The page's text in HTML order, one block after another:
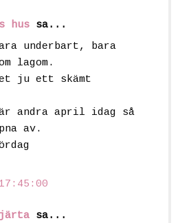
hus sa...
underbart, bara
lagom.
ju ett skämt
andra april idag så
av.
sa...